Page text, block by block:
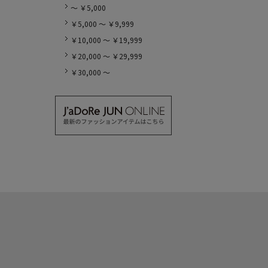
～ ￥5,000
￥5,000 ～ ￥9,999
￥10,000 ～ ￥19,999
￥20,000 ～ ￥29,999
￥30,000 ～